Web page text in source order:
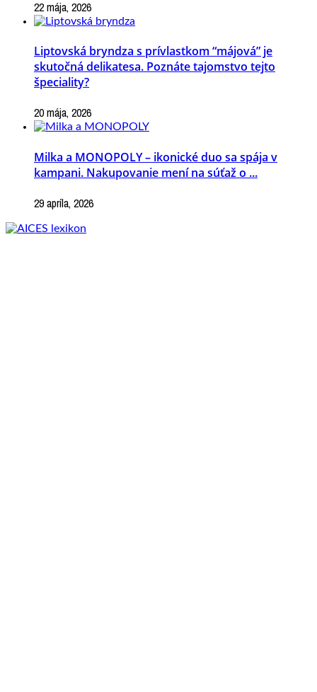
22 mája, 2026
Liptovská bryndza s prívlastkom “májová” je
skutočná delikatesa. Poznáte tajomstvo tejto
špeciality?
20 mája, 2026
Milka a MONOPOLY – ikonické duo sa spája v
kampani. Nakupovanie mení na súťaž o ...
29 apríla, 2026